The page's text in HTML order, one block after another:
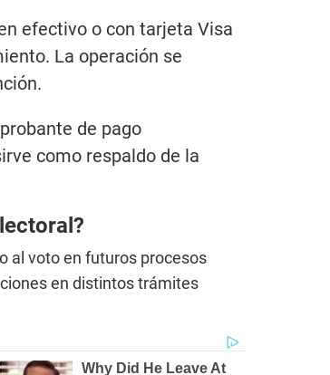
efectivo o con tarjeta Visa
La operación se
de pago
como respaldo de la
?
al voto en futuros procesos
en distintos trámites